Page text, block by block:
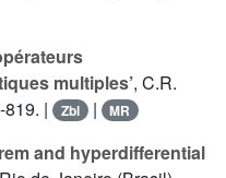
multiples’, C.R.
|
Zbl | MR
and hyperdifferential